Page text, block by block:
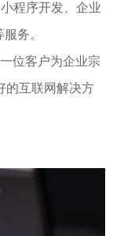
程序开发、企业
务。
位客户为企业宗
的互联网解决方